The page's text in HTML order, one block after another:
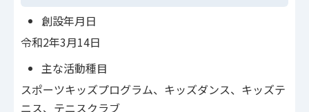
創設年月日
令和2年3月14日
主な活動種目
スポーツキッズプログラム、キッズダンス、キッズテ
ニス、テニスクラブ